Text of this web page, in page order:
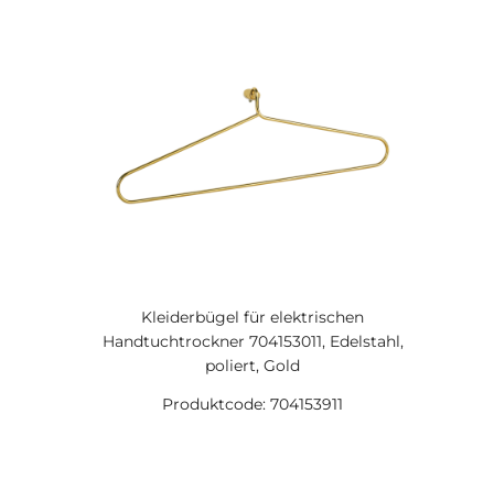
Kleiderbügel für elektrischen
Handtuchtrockner 704153011, Edelstahl,
poliert, Gold
Produktcode: 704153911